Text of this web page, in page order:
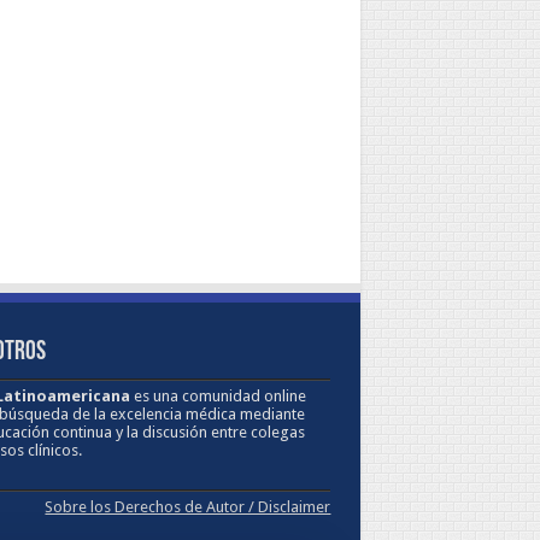
es una comunidad online
de la excelencia médica mediante
continua y la discusión entre colegas
clínicos.
Sobre los Derechos de Autor / Disclaimer